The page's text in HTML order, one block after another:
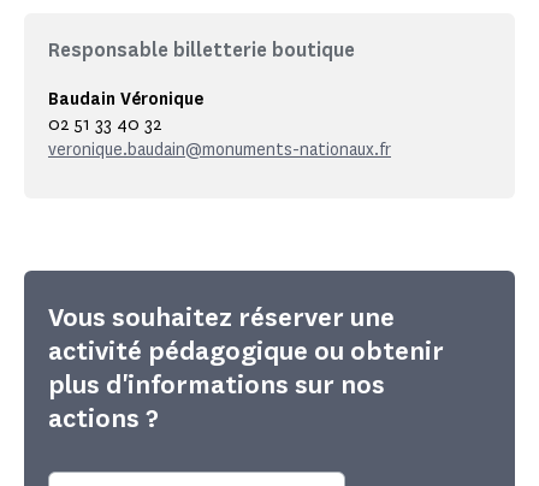
Responsable billetterie boutique
Baudain Véronique
02 51 33 40 32
veronique.baudain@monuments-nationaux.fr
Vous souhaitez réserver une
activité pédagogique ou obtenir
plus d'informations sur nos
actions ?